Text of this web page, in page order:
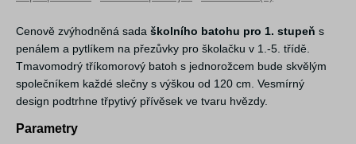
Cenově zvýhodněná sada školního batohu pro 1. stupeň s
penálem a pytlíkem na přezůvky pro školačku v 1.-5. třídě.
Tmavomodrý tříkomorový batoh s jednorožcem bude skvělým
společníkem každé slečny s výškou od 120 cm. Vesmírný
design podtrhne třpytivý přívěsek ve tvaru hvězdy.
Parametry